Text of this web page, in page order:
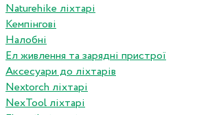
Naturehike ліхтарі
Кемпінгові
Налобні
Ел живлення та зарядні пристрої
Аксесуари до ліхтарів
Nextorch ліхтарі
NexTool ліхтарі